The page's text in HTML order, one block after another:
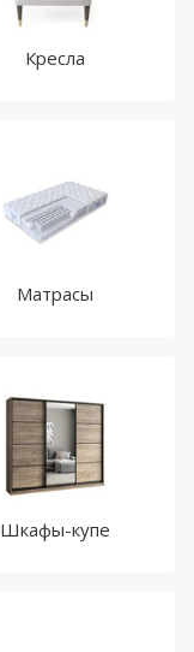
Кресла
Матрасы
Шкафы-купе